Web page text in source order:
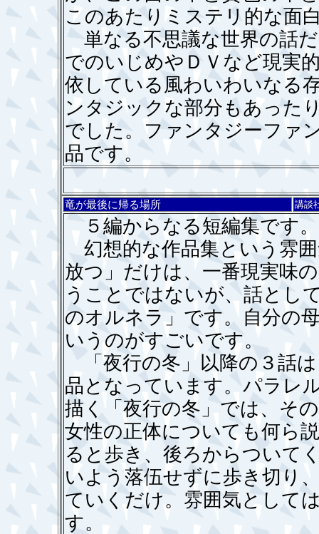
このあたりミステリ的な面
単なる不思議な世界の話
でのいじめやＤＶなど現実
依している風わいわいなる
ンタジックな部分もあった
でした。ファンタジーファ
品です。
竜が最後に帰る場所 講談
５編からなる短編集です。
幻想的な作品集という雰
放つ」だけは、一番現実味
うことではないが、話とし
のオルネラ」です。自分の
いうのがすごいです。
「夜行の冬」以降の３話
品となっています。パラレ
描く「夜行の冬」では、そ
女性の正体についても何ら
ると歩き、後ろからついて
いよう落伍せずに歩き切り
ていくだけ。雰囲気として
す。